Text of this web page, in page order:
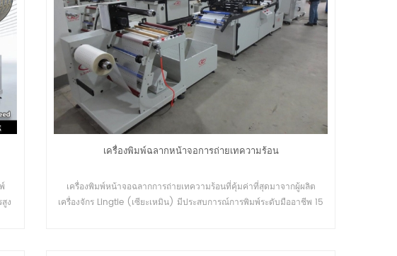
ง
เครื่องพิมพ์ฉลากหน้าจอการถ่ายเทความร้อน
เครื่องพิมพ์หน้าจอฉลากการถ่ายเทความร้อนที่คุ้มค่าที่สุดมาจากผู้ผลิต
เครื่องจักร Lingtie (เซียะเหมิน) มีประสบการณ์การพิมพ์ระดับมืออาชีพ 15